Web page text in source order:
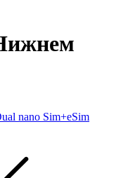
nano Sim+eSim